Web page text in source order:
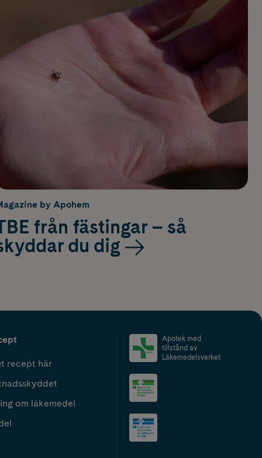
by Apohem
från fästingar – så
du dig
recept här
om läkemedel
Apotek med
tillstånd av
Läkemedelsverket